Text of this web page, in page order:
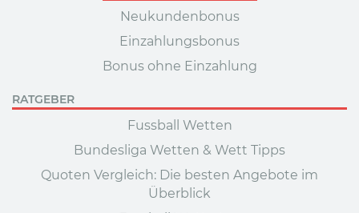
Neukundenbonus
Einzahlungsbonus
Bonus ohne Einzahlung
RATGEBER
Fussball Wetten
Bundesliga Wetten & Wett Tipps
Quoten Vergleich: Die besten Angebote im
Überblick